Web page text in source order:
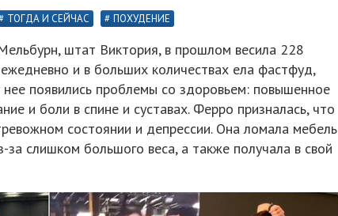
ТОГДА И СЕЙЧАС ПОХУДЕНИЕ
штат Виктория, в прошлом весила 228
и в больших количествах ела фастфуд,
нее появились проблемы со здоровьем: повышенное
и боли в спине и суставах. Ферро призналась, что
состоянии и депрессии. Она ломала мебель
слишком большого веса, а также получала в свой